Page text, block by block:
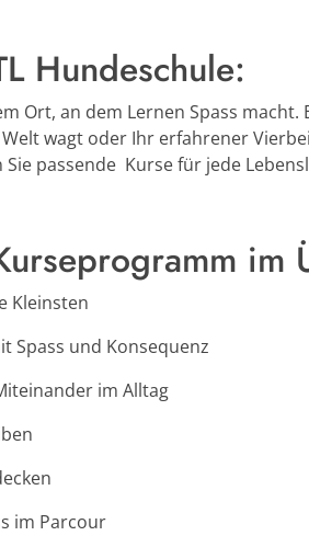
Hundeschule:
Ort, an dem Lernen Spass macht.
wagt oder Ihr erfahrener
passende Kurse für jede
im
Kleinsten
Spass und Konsequenz
im Alltag
im Parcour